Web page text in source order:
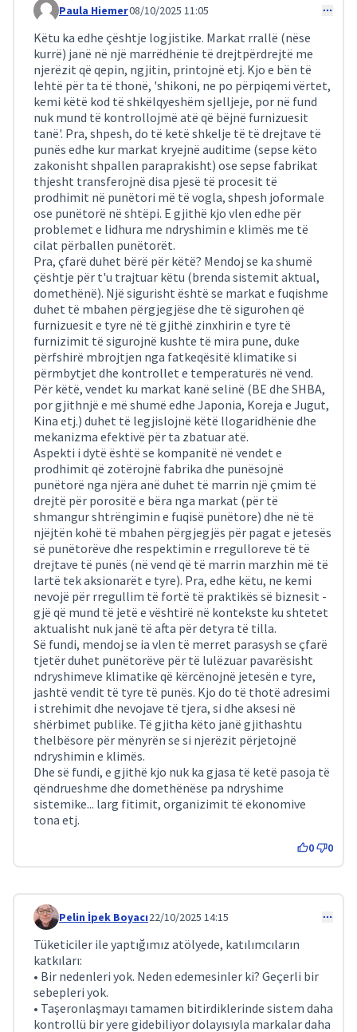
Comment 326
Paula Hiemer08/10/2025 11:05
Këtu ka edhe çështje logjistike. Markat rrallë (nëse
kurrë) janë në një marrëdhënie të drejtpërdrejtë me
njerëzit që qepin, ngjitin, printojnë etj. Kjo e bën të
lehtë për ta të thonë, 'shikoni, ne po përpiqemi vërtet,
kemi këtë kod të shkëlqyeshëm sjelljeje, por në fund
nuk mund të kontrollojmë atë që bëjnë furnizuesit
tanë'. Pra, shpesh, do të ketë shkelje të të drejtave të
punës edhe kur markat kryejnë auditime (sepse këto
zakonisht shpallen paraprakisht) ose sepse fabrikat
thjesht transferojnë disa pjesë të procesit të
prodhimit në punëtori më të vogla, shpesh joformale
ose punëtorë në shtëpi. E gjithë kjo vlen edhe për
problemet e lidhura me ndryshimin e klimës me të
cilat përballen punëtorët.
Pra, çfarë duhet bërë për këtë? Mendoj se ka shumë
çështje për t'u trajtuar këtu (brenda sistemit aktual,
domethënë). Një sigurisht është se markat e fuqishme
duhet të mbahen përgjegjëse dhe të sigurohen që
furnizuesit e tyre në të gjithë zinxhirin e tyre të
furnizimit të sigurojnë kushte të mira pune, duke
përfshirë mbrojtjen nga fatkeqësitë klimatike si
përmbytjet dhe kontrollet e temperaturës në vend.
Për këtë, vendet ku markat kanë selinë (BE dhe SHBA,
por gjithnjë e më shumë edhe Japonia, Koreja e Jugut,
Kina etj.) duhet të legjislojnë këtë llogaridhënie dhe
mekanizma efektivë për ta zbatuar atë.
Aspekti i dytë është se kompanitë në vendet e
prodhimit që zotërojnë fabrika dhe punësojnë
punëtorë nga njëra anë duhet të marrin një çmim të
drejtë për porositë e bëra nga markat (për të
shmangur shtrëngimin e fuqisë punëtore) dhe në të
njëjtën kohë të mbahen përgjegjës për pagat e jetesës
së punëtorëve dhe respektimin e rregulloreve të të
drejtave të punës (në vend që të marrin marzhin më të
lartë tek aksionarët e tyre). Pra, edhe këtu, ne kemi
nevojë për rregullim të fortë të praktikës së biznesit -
gjë që mund të jetë e vështirë në kontekste ku shtetet
aktualisht nuk janë të afta për detyra të tilla.
Së fundi, mendoj se ia vlen të merret parasysh se çfarë
tjetër duhet punëtorëve për të lulëzuar pavarësisht
ndryshimeve klimatike që kërcënojnë jetesën e tyre,
jashtë vendit të tyre të punës. Kjo do të thotë adresimi
i strehimit dhe nevojave të tjera, si dhe aksesi në
shërbimet publike. Të gjitha këto janë gjithashtu
thelbësore për mënyrën se si njerëzit përjetojnë
ndryshimin e klimës.
Dhe së fundi, e gjithë kjo nuk ka gjasa të ketë pasoja të
qëndrueshme dhe domethënëse pa ndryshime
sistemike... larg fitimit, organizimit të ekonomive
tona etj.
0 0
Comment 347
Pelin İpek Boyacı22/10/2025 14:15
Tüketiciler ile yaptığımız atölyede, katılımcıların
katkıları:
• Bir nedenleri yok. Neden edemesinler ki? Geçerli bir
sebepleri yok.
• Taşeronlaşmayı tamamen bitirdiklerinde sistem daha
kontrollü bir yere gidebiliyor dolayısıyla markalar daha